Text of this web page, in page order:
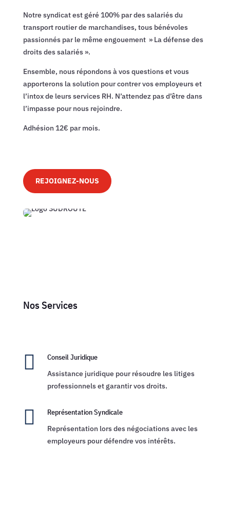
Notre syndicat est géré 100% par des salariés du
transport routier de marchandises, tous bénévoles
passionnés par le même engouement » La défense des
droits des salariés ».
Ensemble, nous répondons à vos questions et vous
apporterons la solution pour contrer vos employeurs et
l’intox de leurs services RH. N’attendez pas d’être dans
l’impasse pour nous rejoindre.
Adhésion 12€ par mois.
REJOIGNEZ-NOUS
Nos Services

Conseil Juridique
Assistance juridique pour résoudre les litiges
professionnels et garantir vos droits.

Représentation Syndicale
Représentation lors des négociations avec les
employeurs pour défendre vos intérêts.